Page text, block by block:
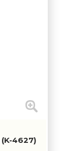
(K-4627)